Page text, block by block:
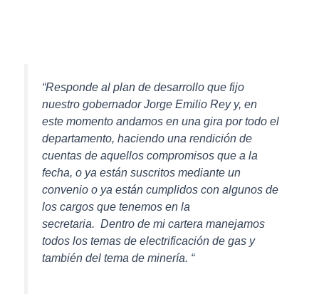
“Responde al plan de desarrollo que fijo
nuestro gobernador Jorge Emilio Rey y, en
este momento andamos en una gira por todo el
departamento, haciendo una rendición de
cuentas de aquellos compromisos que a la
fecha, o ya están suscritos mediante un
convenio o ya están cumplidos con algunos de
los cargos que tenemos en la
secretaria. Dentro de mi cartera manejamos
todos los temas de electrificación de gas y
también del tema de minería. “